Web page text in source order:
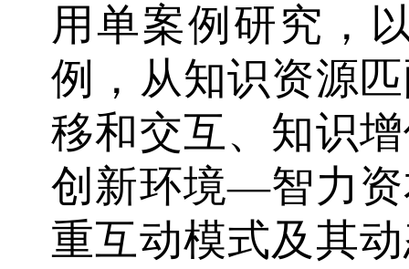
用单案例研究，
例，从知识资源
移和交互、知识
创新环境—智力
重互动模式及其